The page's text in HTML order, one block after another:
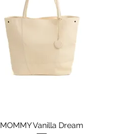
MOMMY Vanilla Dream